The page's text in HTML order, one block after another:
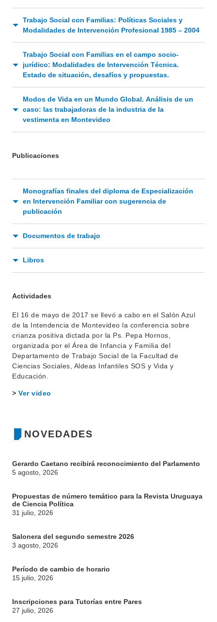
INSTITUCIONAL
DEPARTAMENTOS
ENSEÑANZA
LLAMADOS
NOTICIAS
EVA FCS
BIBLIOTECA
NOVEDADES
Gerardo Caetano recibirá reconocimiento del Parlamento
5 agosto, 2026
Propuestas de número temático para la Revista Uruguaya
de Ciencia Política
31 julio, 2026
Salonera del segundo semestre 2026
3 agosto, 2026
Período de cambio de horario
15 julio, 2026
Inscripciones para Tutorías entre Pares
27 julio, 2026
Trabajo Social con Familias: Políticas Sociales y
Modalidades de Intervención Profesional 1985 – 2004
Trabajo Social con Familias en el campo socio-
jurídico: Modalidades de Intervención Técnica.
Estado de situación, desafíos y propuestas.
Modos de Vida en un Mundo Global. Análisis de un
caso: las trabajadoras de la industria de la
vestimenta en Montevideo
Publicaciones
Monografías finales del diploma de Especialización
en Intervención Familiar con sugerencia de
publicación
Documentos de trabajo
Libros
Actividades
El 16 de mayo de 2017 se llevó a cabo en el Salón Azul
de la Intendencia de Montevideo la conferencia sobre
crianza positiva dictada por la Ps. Pepa Hornos,
organizada por el Área de Infancia y Familia del
Departamento de Trabajo Social de la Facultad de
Ciencias Sociales, Aldeas Infantiles SOS y Vida y
Educación.
> Ver video